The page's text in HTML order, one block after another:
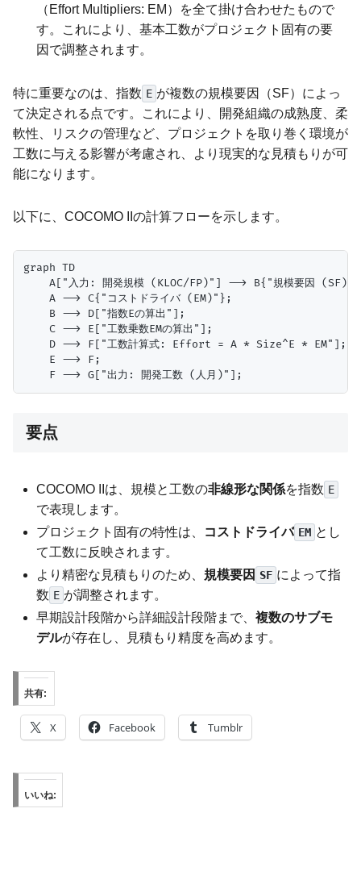
（Effort Multipliers: EM）を全て掛け合わせたもので
す。これにより、基本工数がプロジェクト固有の要
因で調整されます。
特に重要なのは、指数 E が複数の規模要因（SF）によっ
て決定される点です。これにより、開発組織の成熟度、柔
軟性、リスクの管理など、プロジェクトを取り巻く環境が
工数に与える影響が考慮され、より現実的な見積もりが可
能になります。
以下に、COCOMO IIの計算フローを示します。
graph TD
A["入力: 開発規模 (KLOC/FP)"] --> B{"規模要因
    A --> C{"コストドライバ (EM)"};
    B --> D["指数Eの算出"];
    C --> E["工数乗数EMの算出"];
    D --> F["工数計算式: Effort = A * Size^E * EM"];
    E --> F;
要点
COCOMO IIは、規模と工数の非線形な関係を指数 E
で表現します。
プロジェクト固有の特性は、
コストドライバ EM とし
て工数に反映されます。
より精密な見積もりのため、規模要因 SF によって指
数 E が調整されます。
早期設計段階から詳細設計段階まで、複数のサブモ
デルが存在し、見積もり精度を高めます。
共有:
X Facebook Tumblr
いいね: